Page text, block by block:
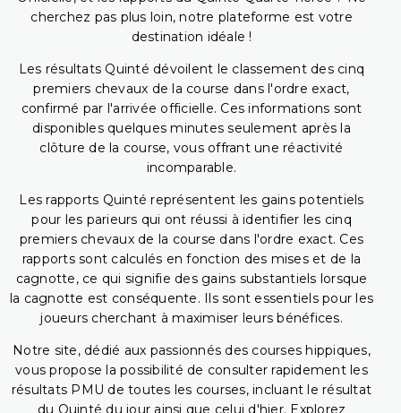
cherchez pas plus loin, notre plateforme est votre
destination idéale !
Les résultats Quinté dévoilent le classement des cinq
premiers chevaux de la course dans l'ordre exact,
confirmé par l'arrivée officielle. Ces informations sont
disponibles quelques minutes seulement après la
clôture de la course, vous offrant une réactivité
incomparable.
Les rapports Quinté représentent les gains potentiels
pour les parieurs qui ont réussi à identifier les cinq
premiers chevaux de la course dans l'ordre exact. Ces
rapports sont calculés en fonction des mises et de la
cagnotte, ce qui signifie des gains substantiels lorsque
la cagnotte est conséquente. Ils sont essentiels pour les
joueurs cherchant à maximiser leurs bénéfices.
Notre site, dédié aux passionnés des courses hippiques,
vous propose la possibilité de consulter rapidement les
résultats PMU de toutes les courses, incluant le résultat
du Quinté du jour ainsi que celui d'hier. Explorez